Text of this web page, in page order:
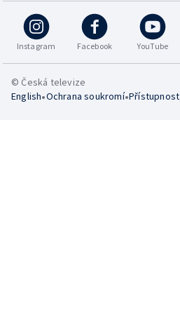
Instagram Facebook YouTube
© Česká televize
English•Ochrana soukromí•Přístupnost